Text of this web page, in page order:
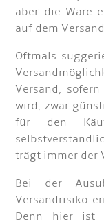
aber die Ware
auf dem
Oftmals
Versand,
wird, zwar
für den
trägt immer der
Bei der
Versandrisiko
Denn hier ist